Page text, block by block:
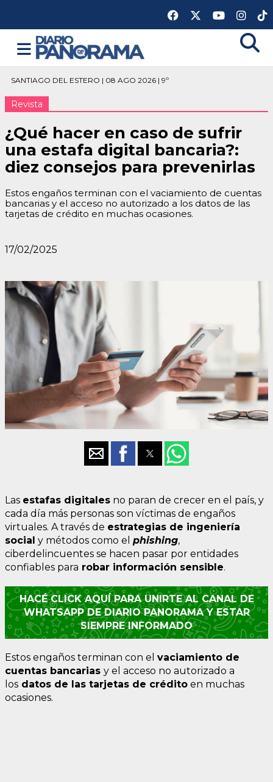
SANTIAGO DEL ESTERO | 08 AGO 2026 | 9º
Revista
¿Qué hacer en caso de sufrir
una estafa digital bancaria?:
diez consejos para prevenirlas
Estos engaños terminan con el vaciamiento de cuentas
bancarias y el acceso no autorizado a los datos de las
tarjetas de crédito en muchas ocasiones.
17/02/2025
Las estafas digitales no paran de crecer en el país, y
cada día más personas son víctimas de engaños
virtuales. A través de estrategias de ingeniería
social y métodos como el phishing,
ciberdelincuentes se hacen pasar por entidades
confiables para robar información sensible.
HACÉ CLICK AQUÍ PARA UNIRTE AL CANAL DE
WHATSAPP DE DIARIO PANORAMA Y ESTAR
SIEMPRE INFORMADO
Estos engaños terminan con el vaciamiento de
cuentas bancarias y el acceso no autorizado a
los datos de las tarjetas de crédito en muchas
ocasiones.